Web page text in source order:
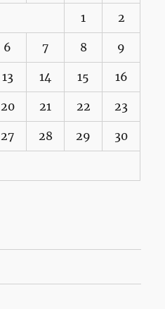
1 2
6 7 8 9
13 14 15 16
20 21 22 23
27 28 29 30